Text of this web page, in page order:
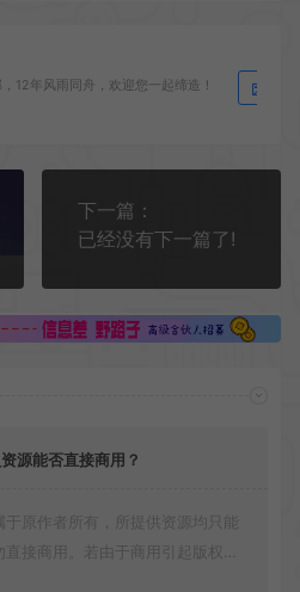
12年风雨同舟，欢迎您一起缔造！
下一篇：
已经没有下一篇了!
源能否直接商用？
于原作者所有，所提供资源均只能
接商用。若由于商用引起版权纠